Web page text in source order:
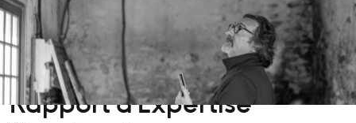
Rapport d'Expertise